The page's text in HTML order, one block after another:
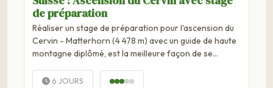
de préparation
Réaliser un stage de préparation pour l'ascension du
Cervin - Matterhorn (4 478 m) avec un guide de haute
montagne diplômé, est la meilleure façon de se
6 JOURS